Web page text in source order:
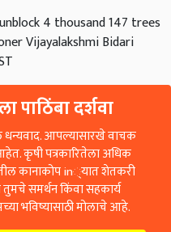
4 thousand 147 trees
Vijayalakshmi Bidari
पाठिंबा दर्शवा
धन्यवाद. आपल्यासारखे वाचक
कृषी पत्रकारितेला अधिक
कानाकोप in्यात शेतकरी
समर्थन किंवा सहकार्य
भविष्यासाठी मोलाचे आहे.